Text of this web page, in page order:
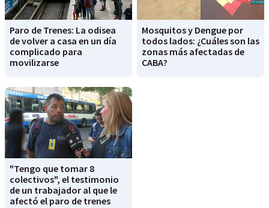
Paro de Trenes: La odisea
de volver a casa en un día
complicado para
movilizarse
Mosquitos y Dengue por
todos lados: ¿Cuáles son las
zonas más afectadas de
CABA?
"Tengo que tomar 8
colectivos", el testimonio
de un trabajador al que le
afectó el paro de trenes